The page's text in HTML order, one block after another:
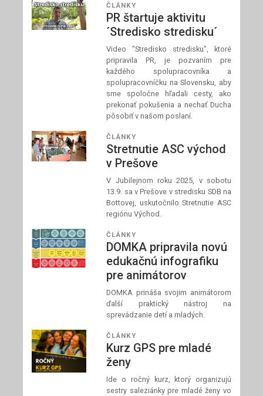
ČLÁNKY
PR štartuje aktivitu
´Stredisko stredisku´
Video "Stredisko stredisku", ktoré
pripravila PR, je pozvaním pre
každého spolupracovníka a
spolupracovníčku na Slovensku, aby
sme spoločne hľadali cesty, ako
prekonať pokušenia a nechať Ducha
pôsobiť v našom poslaní.
ČLÁNKY
Stretnutie ASC východ
v Prešove
V Jubilejnom roku 2025, v sobotu
13.9. sa v Prešove v stredisku SDB na
Bottovej, uskutočnilo Stretnutie ASC
regiónu Východ.
ČLÁNKY
DOMKA pripravila novú
edukačnú infografiku
pre animátorov
DOMKA prináša svojim animátorom
ďalší praktický nástroj na
sprevádzanie detí a mladých.
ČLÁNKY
Kurz GPS pre mladé
ženy
Ide o ročný kurz, ktorý organizujú
sestry saleziánky pre mladé ženy vo